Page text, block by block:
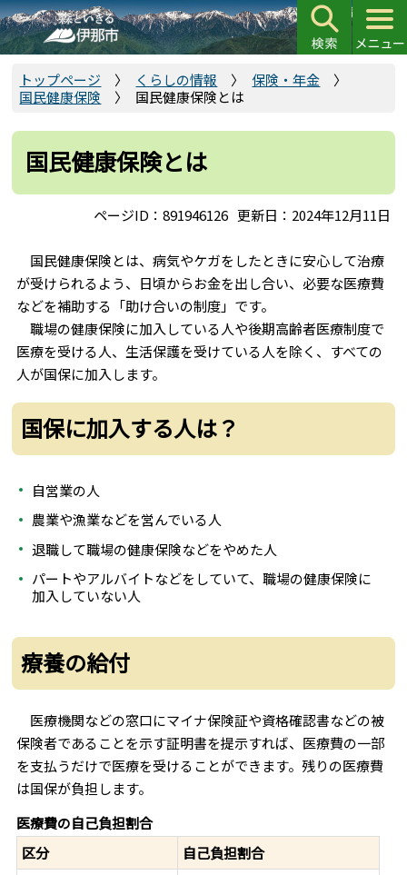
こ
の
ペ
で
トップページ くらしの情報
保険・年金
国民健康保険
国民健康保険とは
国民健康保険とは
ページID：891946126 更新日：2024年12月11日
国民健康保険とは、病気やケガをしたときに安心して治療
が受けられるよう、日頃からお金を出し合い、必要な医療費
などを補助する「助け合いの制度」です。
職場の健康保険に加入している人や後期高齢者医療制度で
医療を受ける人、生活保護を受けている人を除く、すべての
人が国保に加入します。
国保に加入する人は？
自営業の人
農業や漁業などを営んでいる人
退職して職場の健康保険などをやめた人
パートやアルバイトなどをしていて、職場の健康保険に
加入していない人
療養の給付
医療機関などの窓口にマイナ保険証や資格確認書などの被
保険者であることを示す証明書を提示すれば、医療費の一部
を支払うだけで医療を受けることができます。残りの医療費
は国保が負担します。
医療費の自己負担割合
区分
自己負担割合